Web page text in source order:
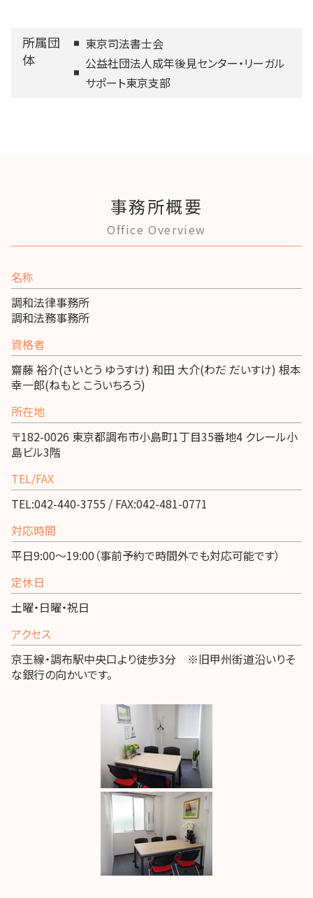
所属団
体
東京司法書士会
公益社団法人成年後見センター・リーガル
サポート東京支部
事務所概要
Office Overview
名称
調和法律事務所
調和法務事務所
資格者
齋藤 裕介(さいとう ゆうすけ) 和田 大介(わだ だいすけ) 根本
幸一郎(ねもと こういちろう)
所在地
〒182-0026 東京都調布市小島町1丁目35番地4 クレール小
島ビル3階
TEL/FAX
TEL:042-440-3755 / FAX:042-481-0771
対応時間
平日9:00～19:00（事前予約で時間外でも対応可能です）
定休日
土曜・日曜・祝日
アクセス
京王線・調布駅中央口より徒歩3分 ※旧甲州街道沿いりそ
な銀行の向かいです。